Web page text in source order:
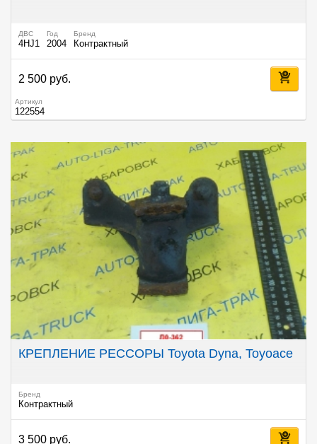
ДВС
4HJ1
Год
2004
Бренд
Контрактный
2 500 руб.
Артикул
122554
КРЕПЛЕНИЕ РЕССОРЫ Toyota Dyna, Toyoace
Бренд
Контрактный
3 500 руб.